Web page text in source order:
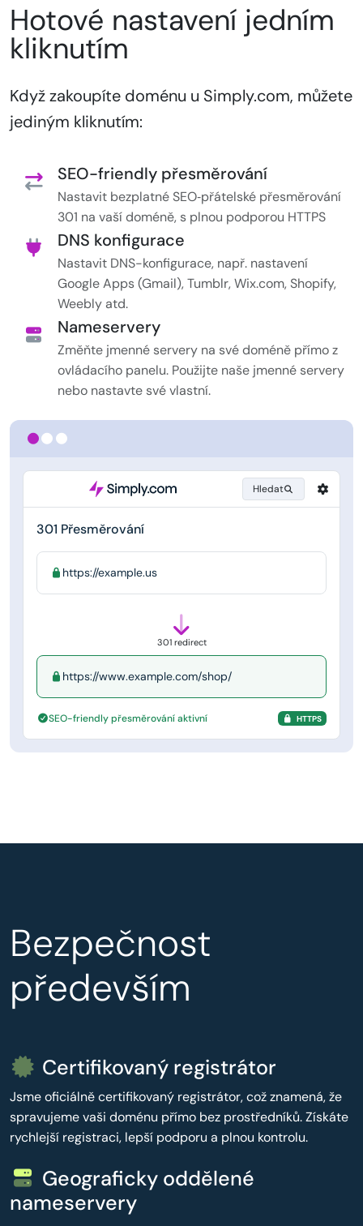
Hledat
301 Přesměrování
https://example.us
301 redirect
https://www.example.com/shop/
SEO-friendly přesměrování aktivní HTTPS
Hotové nastavení jedním
kliknutím
Když zakoupíte doménu u Simply.com, můžete
jediným kliknutím:
SEO-friendly přesměrování
Nastavit bezplatné SEO‑přátelské přesměrování
301 na vaší doméně, s plnou podporou HTTPS
DNS konfigurace
Nastavit DNS-konfigurace, např. nastavení
Google Apps (Gmail), Tumblr, Wix.com, Shopify,
Weebly atd.
Nameservery
Změňte jmenné servery na své doméně přímo z
ovládacího panelu. Použijte naše jmenné servery
nebo nastavte své vlastní.
Bezpečnost
především
Certifikovaný registrátor
Jsme oficiálně certifikovaný registrátor, což znamená, že
spravujeme vaši doménu přímo bez prostředníků. Získáte
rychlejší registraci, lepší podporu a plnou kontrolu.
Geograficky oddělené
nameservery